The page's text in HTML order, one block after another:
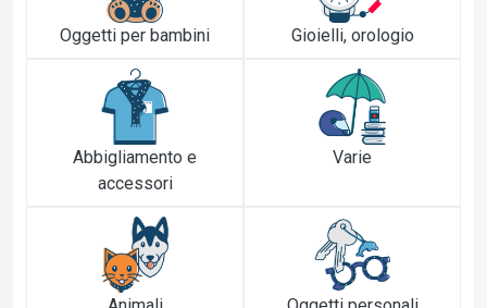
Oggetti per bambini Gioielli, orologio
Abbigliamento e
accessori
Varie